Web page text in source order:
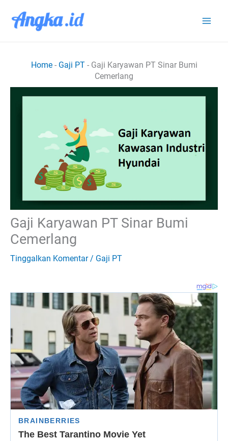
Home- Gaji PT- Gaji Karyawan PT Sinar Bumi
Cemerlang
Gaji Karyawan PT Sinar Bumi
Cemerlang
Tinggalkan Komentar / Gaji PT